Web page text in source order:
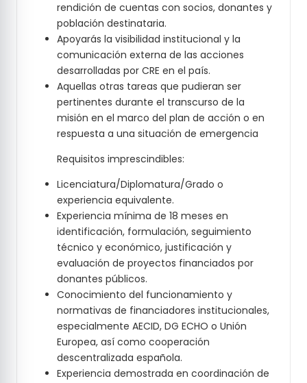
rendición de cuentas con socios, donantes y
población destinataria.
Apoyarás la visibilidad institucional y la
comunicación externa de las acciones
desarrolladas por CRE en el país.
Aquellas otras tareas que pudieran ser
pertinentes durante el transcurso de la
misión en el marco del plan de acción o en
respuesta a una situación de emergencia
Requisitos imprescindibles:
Licenciatura/Diplomatura/Grado o
experiencia equivalente.
Experiencia mínima de 18 meses en
identificación, formulación, seguimiento
técnico y económico, justificación y
evaluación de proyectos financiados por
donantes públicos.
Conocimiento del funcionamiento y
normativas de financiadores institucionales,
especialmente AECID, DG ECHO o Unión
Europea, así como cooperación
descentralizada española.
Experiencia demostrada en coordinación de